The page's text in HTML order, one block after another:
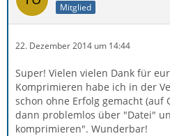
Mitglied
22. Dezember 2014 um 14:44
Super! Vielen vielen Dank für
Komprimieren habe ich in der
schon ohne Erfolg gemacht (auf
dann problemlos über "Datei"
komprimieren". Wunderbar!